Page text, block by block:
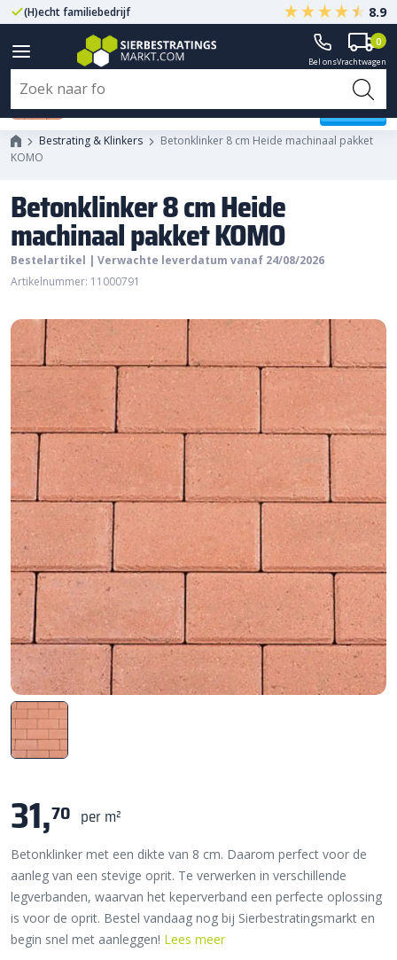
(H)echt familiebedrijf Gegarandeerd A-kwaliteit
8.9
Bel onsVrachtwagen
0
Bestrating & Klinkers
Betonklinker 8 cm Heide machinaal pakket
KOMO
Betonklinker 8 cm Heide
machinaal pakket KOMO
Bestelartikel | Verwachte leverdatum vanaf 24/08/2026
Artikelnummer: 11000791
31,70 per m²
Betonklinker met een dikte van 8 cm. Daarom perfect voor de
aanleg van een stevige oprit. Te verwerken in verschillende
legverbanden, waarvan het keperverband een perfecte oplossing
is voor de oprit. Bestel vandaag nog bij Sierbestratingsmarkt en
begin snel met aanleggen! Lees meer
Betonklinker 8 cm Heide
machinaal pakket KOMO